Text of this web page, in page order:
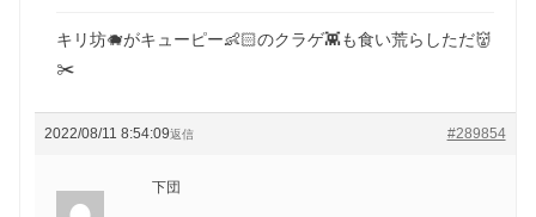
キリ坊🐗がキューピー👶🏻のクラゲ👾も食い荒らしただ👹
✂️
2022/08/11 8:54:09 #289854
返信
下団